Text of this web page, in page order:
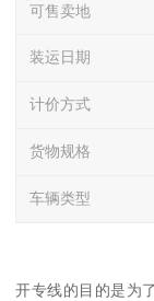
可售卖地
装运日期
计价方式
货物规格
车辆类型
开专线的目的是为